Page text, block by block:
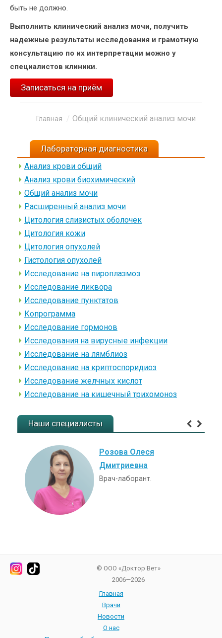
быть не должно.
Выполнить клинический анализ мочи, получить
надежные результаты исследования и грамотную
консультацию по их интерпретации можно у
специалистов клиники.
Записаться на приём
Вы здесь:
Главная Общий клинический анализ мочи
Лабораторная диагностика
Анализ крови общий
Анализ крови биохимический
Общий анализ мочи
Расширенный анализ мочи
Цитология слизистых оболочек
Цитология кожи
Цитология опухолей
Гистология опухолей
Исследование на пироплазмоз
Исследование ликвора
Исследование пунктатов
Копрограмма
Исследование гормонов
Исследования на вирусные инфекции
Исследование на лямблиоз
Исследование на криптоспоридиоз
Исследование желчных кислот
Исследование на кишечный трихомоноз
Наши специалисты
Розова Олеся
Дмитриевна
Врач-лаборант.
© ООО «Доктор Вет»
2006—2026
Главная
Врачи
Новости
О нас